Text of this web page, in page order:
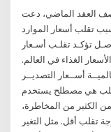
العقد الماضي، دعت
تقلب أسعار الموارد
ﺗﺮاﺟـﻊ ﻣﺘﻮاﺻـﻞ ﺗﺆﻛـﺪ ﺗﻘﻠـﺐ أﺳـﻌﺎر
اﻟﺮﻗﻢ (١). إرﺗﻔﺎع اﻷﺳﻌﺎر اﻟﻐﺬاء ﻓﻲ اﻟﻌﺎﻟﻢ.
أﺳــﻌﺎر اﻟﺘﺼﺪﻳــﺮ
هي مصطلح يستخدم
الكثير من المخاطرة،
تقلب أقل. مثل التغير